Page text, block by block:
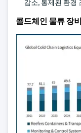
감소, 통제된 환경
콜드체인 물류 장